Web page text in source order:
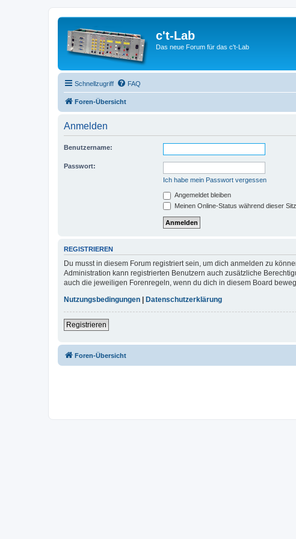
c't-Lab
Das neue Forum für das c't-Lab
Schnellzugriff FAQ
Foren-Übersicht
Anmelden
Benutzername:
Passwort:
Ich habe mein Passwort vergessen
Angemeldet bleiben
Meinen Online-Status während dieser
REGISTRIEREN
Du musst in diesem Forum registriert sein, um dich anmelden zu
Administration kann registrierten Benutzern auch zusätzliche
auch die jeweiligen Forenregeln, wenn du dich in diesem Board
Nutzungsbedingungen | Datenschutzerklärung
Registrieren
Foren-Übersicht